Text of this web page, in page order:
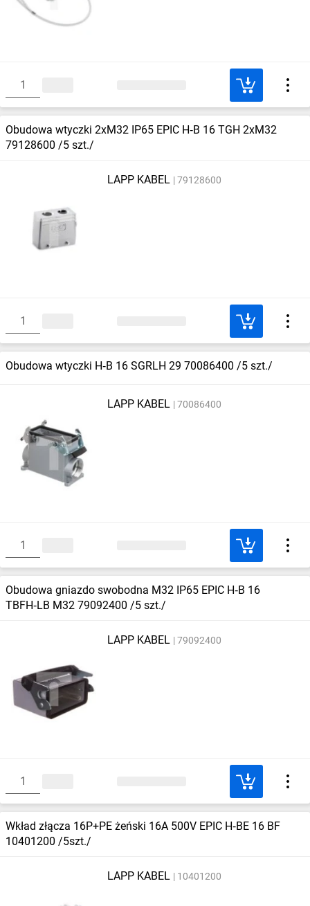
Obudowa wtyczki 2xM32 IP65 EPIC H‑B 16 TGH 2xM32
79128600 /5 szt./
LAPP KABEL 79128600
Obudowa wtyczki H‑B 16 SGRLH 29 70086400 /5 szt./
LAPP KABEL 70086400
Obudowa gniazdo swobodna M32 IP65 EPIC H‑B 16
TBFH‑LB M32 79092400 /5 szt./
LAPP KABEL 79092400
Wkład złącza 16P+PE żeński 16A 500V EPIC H‑BE 16 BF
10401200 /5szt./
LAPP KABEL 10401200